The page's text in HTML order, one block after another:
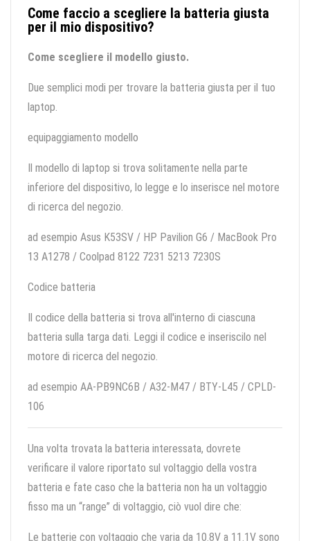
Come faccio a scegliere la batteria giusta
per il mio dispositivo?
Come scegliere il modello giusto.
Due semplici modi per trovare la batteria giusta per il tuo
laptop.
equipaggiamento modello
Il modello di laptop si trova solitamente nella parte
inferiore del dispositivo, lo legge e lo inserisce nel motore
di ricerca del negozio.
ad esempio Asus K53SV / HP Pavilion G6 / MacBook Pro
13 A1278 / Coolpad 8122 7231 5213 7230S
Codice batteria
Il codice della batteria si trova all'interno di ciascuna
batteria sulla targa dati. Leggi il codice e inseriscilo nel
motore di ricerca del negozio.
ad esempio AA-PB9NC6B / A32-M47 / BTY-L45 / CPLD-
106
Una volta trovata la batteria interessata, dovrete
verificare il valore riportato sul voltaggio della vostra
batteria e fate caso che la batteria non ha un voltaggio
fisso ma un “range” di voltaggio, ciò vuol dire che:
Le batterie con voltaggio che varia da 10.8V a 11.1V sono